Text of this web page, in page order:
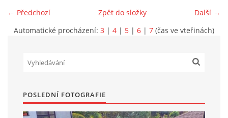
+420 731561027
zete@zete.cz
www.zete.cz | Nahoru ↑
← Předchozí Další →
Zpět do složky
Automatické procházení: 3 | 4 | 5 | 6 | 7 (čas ve vteřinách)
POSLEDNÍ FOTOGRAFIE